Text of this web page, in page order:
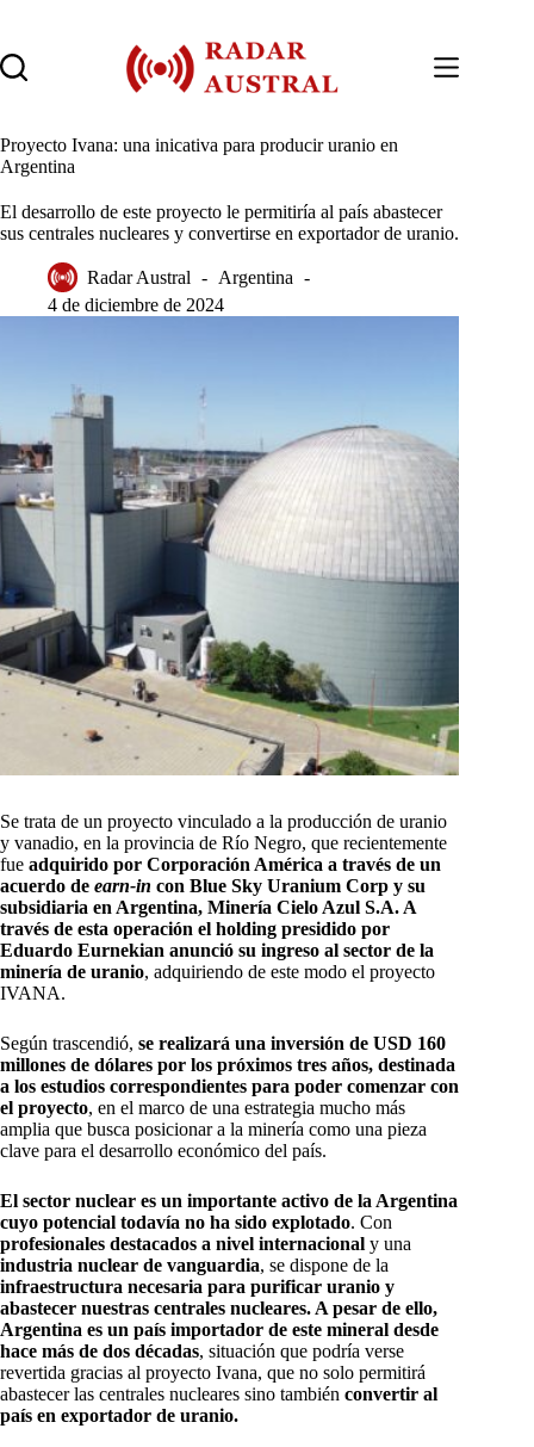
contenido
Proyecto Ivana: una inicativa para producir uranio en
Argentina
El desarrollo de este proyecto le permitiría al país abastecer
sus centrales nucleares y convertirse en exportador de uranio.
Radar Austral
Argentina
4 de diciembre de 2024
Se trata de un proyecto vinculado a la producción de uranio
y vanadio, en la provincia de Río Negro, que recientemente
fue adquirido por Corporación América a través de un
acuerdo de earn-in con Blue Sky Uranium Corp y su
subsidiaria en Argentina, Minería Cielo Azul S.A. A
través de esta operación el holding presidido por
Eduardo Eurnekian anunció su ingreso al sector de la
minería de uranio, adquiriendo de este modo el proyecto
IVANA.
Según trascendió, se realizará una inversión de USD 160
millones de dólares por los próximos tres años, destinada
a los estudios correspondientes para poder comenzar con
el proyecto, en el marco de una estrategia mucho más
amplia que busca posicionar a la minería como una pieza
clave para el desarrollo económico del país.
El sector nuclear es un importante activo de la Argentina
cuyo potencial todavía no ha sido explotado. Con
profesionales destacados a nivel internacional y una
industria nuclear de vanguardia, se dispone de la
infraestructura necesaria para purificar uranio y
abastecer nuestras centrales nucleares. A pesar de ello,
Argentina es un país importador de este mineral desde
hace más de dos décadas, situación que podría verse
revertida gracias al proyecto Ivana, que no solo permitirá
abastecer las centrales nucleares sino también convertir al
país en exportador de uranio.